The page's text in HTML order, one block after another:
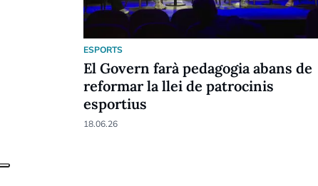
ESPORTS
El Govern farà pedagogia abans de
reformar la llei de patrocinis
esportius
18.06.26